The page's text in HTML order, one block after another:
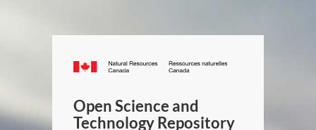
Canada.ca
/
Open Science and
Technology Repository